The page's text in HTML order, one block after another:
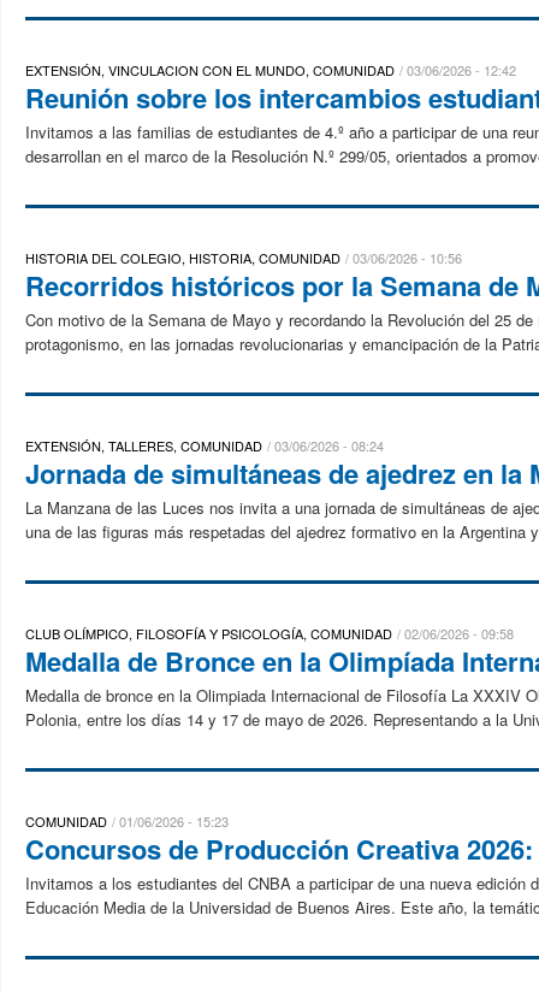
EXTENSIÓN, VINCULACION CON EL MUNDO, COMUNIDAD 03/06/2026 - 12:42
Reunión sobre los intercambios
Invitamos a las familias de estudiantes de 4.º año a participar de una
desarrollan en el marco de la Resolución N.º 299/05, orientados a
HISTORIA DEL COLEGIO, HISTORIA, COMUNIDAD 03/06/2026 - 10:56
Recorridos históricos por la Semana de
Con motivo de la Semana de Mayo y recordando la Revolución del 25
protagonismo, en las jornadas revolucionarias y emancipación de la
EXTENSIÓN, TALLERES, COMUNIDAD 03/06/2026 - 08:24
Jornada de simultáneas de ajedrez en la
La Manzana de las Luces nos invita a una jornada de simultáneas de
una de las figuras más respetadas del ajedrez formativo en la Argentina
CLUB OLÍMPICO, FILOSOFÍA Y PSICOLOGÍA, COMUNIDAD 02/06/2026 - 09:58
Medalla de Bronce en la Olimpíada
Medalla de bronce en la Olimpiada Internacional de Filosofía La XXXIV
Polonia, entre los días 14 y 17 de mayo de 2026. Representando a la
COMUNIDAD 01/06/2026 - 15:23
Concursos de Producción Creativa
Invitamos a los estudiantes del CNBA a participar de una nueva
Educación Media de la Universidad de Buenos Aires. Este año, la